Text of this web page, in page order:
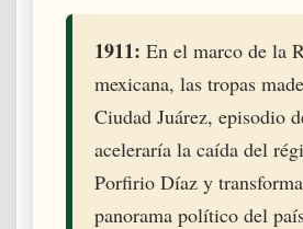
1911: En el marco de la
mexicana, las tropas
Ciudad Juárez, episodio
aceleraría la caída del
Porfirio Díaz y
panorama político del